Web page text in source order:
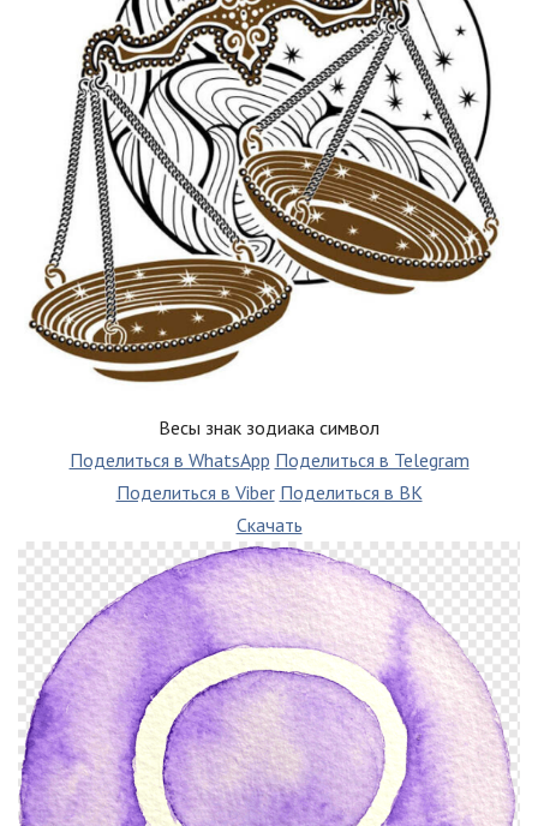
Весы знак зодиака символ
Поделиться в WhatsApp Поделиться в Telegram
Поделиться в Viber Поделиться в ВК
Скачать